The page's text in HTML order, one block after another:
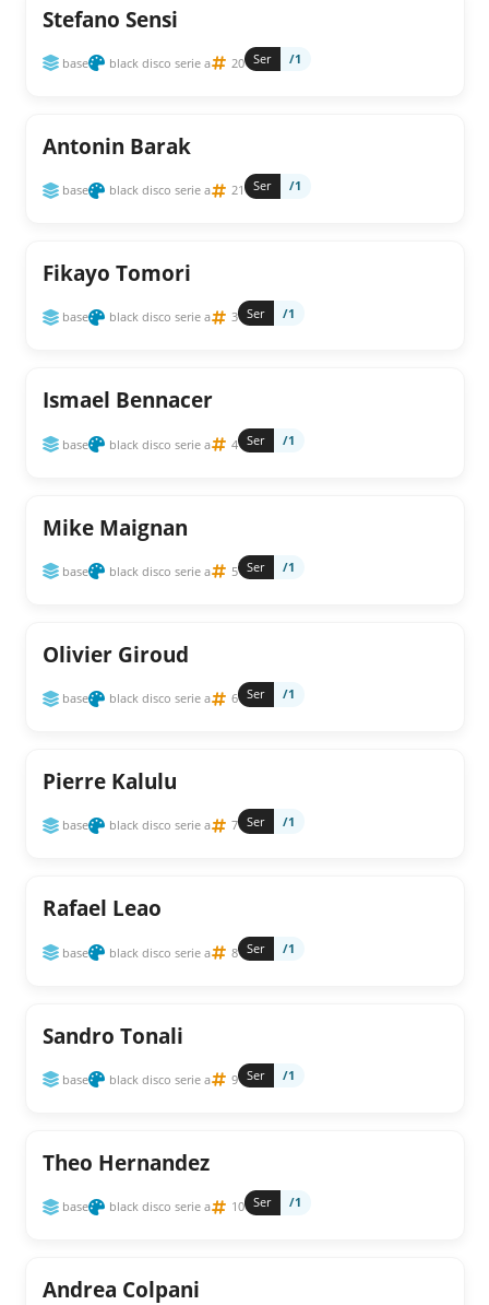
Stefano Sensi
base black disco serie a 20 Ser /1
Antonin Barak
base black disco serie a 21 Ser /1
Fikayo Tomori
base black disco serie a 3 Ser /1
Ismael Bennacer
base black disco serie a 4 Ser /1
Mike Maignan
base black disco serie a 5 Ser /1
Olivier Giroud
base black disco serie a 6 Ser /1
Pierre Kalulu
base black disco serie a 7 Ser /1
Rafael Leao
base black disco serie a 8 Ser /1
Sandro Tonali
base black disco serie a 9 Ser /1
Theo Hernandez
base black disco serie a 10 Ser /1
Andrea Colpani